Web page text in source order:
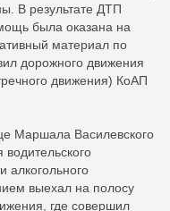
В результате ДТП
была оказана на
материал по
дорожного движения
движения) КоАП
Маршала Василевского
алкогольного
выехал на полосу
где совершил